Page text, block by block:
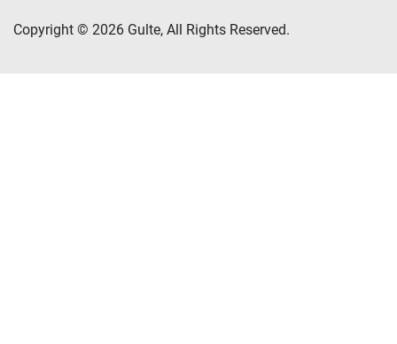
Copyright © 2026 Gulte, All Rights Reserved.